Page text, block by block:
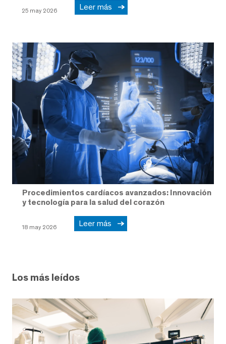
25 may 2026 Leer más
Procedimientos cardíacos avanzados: Innovación
y tecnología para la salud del corazón
18 may 2026 Leer más
Los más leídos